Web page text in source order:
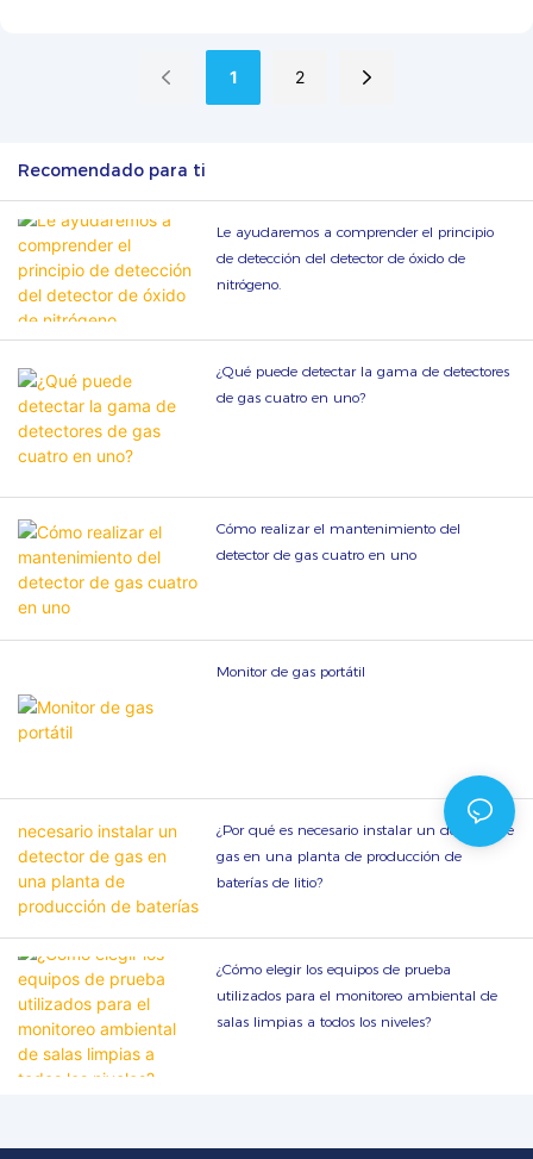
1 2
Recomendado para ti
Le ayudaremos a comprender el principio
de detección del detector de óxido de
nitrógeno.
¿Qué puede detectar la gama de detectores
de gas cuatro en uno?
Cómo realizar el mantenimiento del
detector de gas cuatro en uno
Monitor de gas portátil
¿Por qué es necesario instalar un detector de
gas en una planta de producción de
baterías de litio?
¿Cómo elegir los equipos de prueba
utilizados para el monitoreo ambiental de
salas limpias a todos los niveles?